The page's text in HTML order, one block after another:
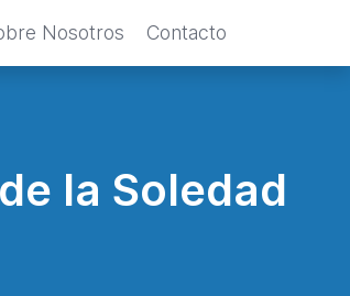
Nosotros Contacto
la Soledad